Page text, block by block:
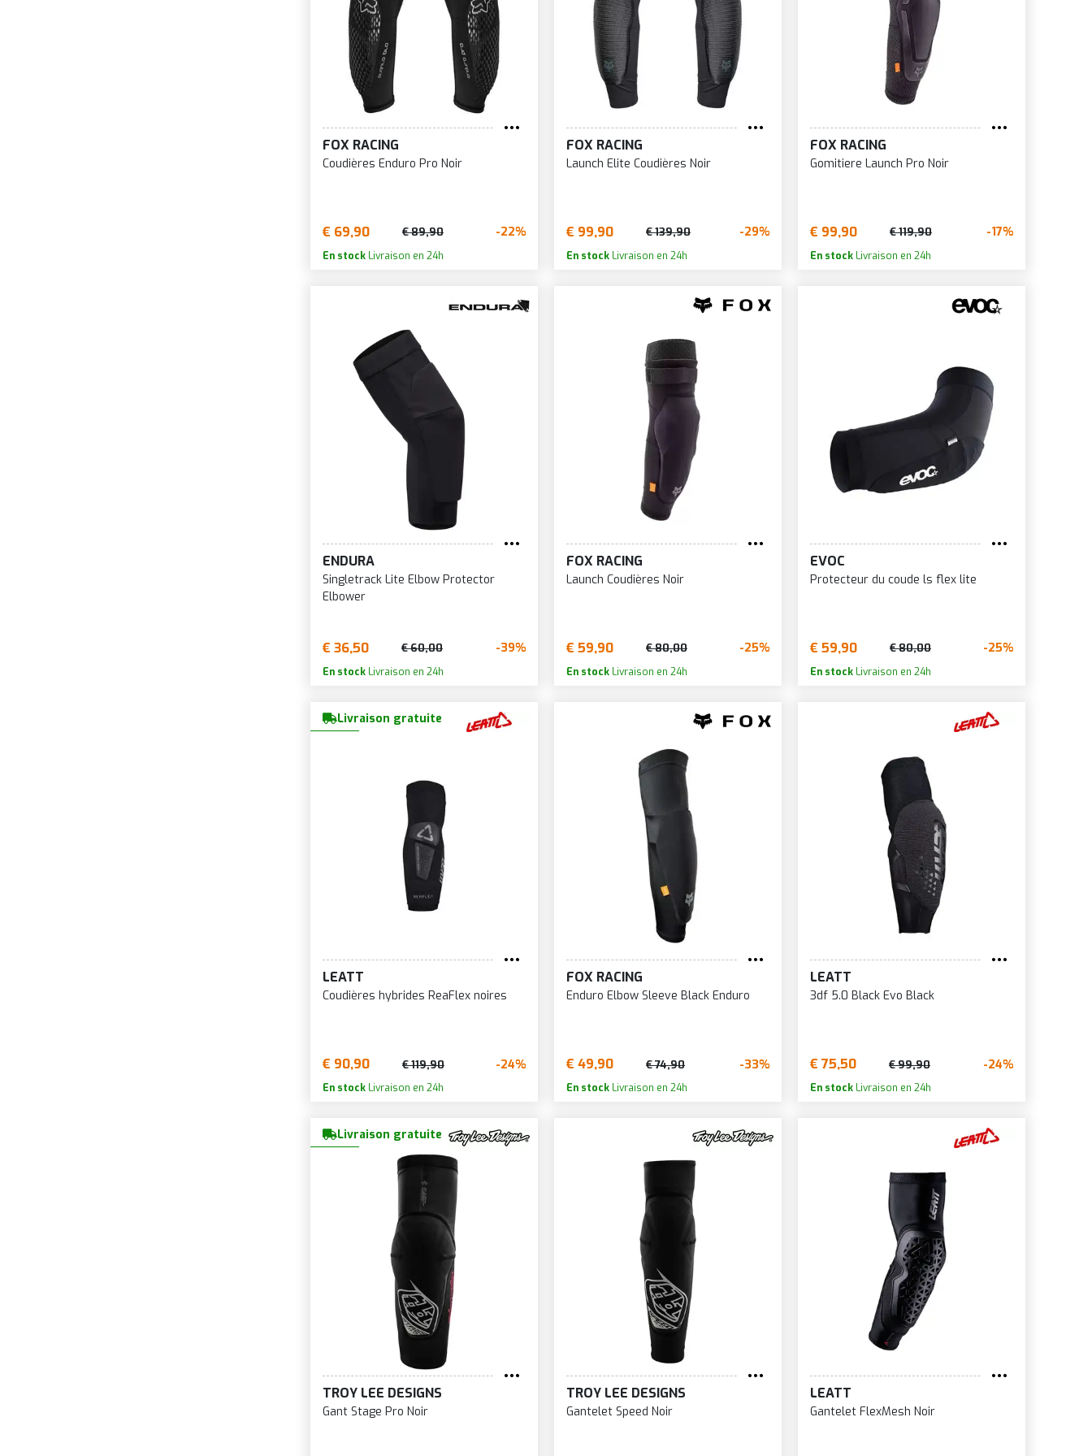
FOX RACING
Coudières Enduro Pro Noir
€ 69,90 € 89,90 -22%
En stock Livraison en 24h
FOX RACING
Launch Elite Coudières Noir
€ 99,90 € 139,90 -29%
En stockLivraison en 24h
FOX RACING
Gomitiere Launch Pro Noir
€ 99,90 € 119,90 -17%
En stockLivraison en 24h
ENDURA
Singletrack Lite Elbow Protector
Elbower
€ 36,50 € 60,00 -39%
En stock Livraison en 24h
FOX RACING
Launch Coudières Noir
€ 59,90 € 80,00 -25%
En stockLivraison en 24h
EVOC
Protecteur du coude ls flex lite
€ 59,90 € 80,00 -25%
En stockLivraison en 24h
Livraison gratuite
LEATT
Coudières hybrides ReaFlex noires
€ 90,90 € 119,90 -24%
En stock Livraison en 24h
FOX RACING
Enduro Elbow Sleeve Black Enduro
€ 49,90 € 74,90 -33%
En stockLivraison en 24h
LEATT
3df 5.0 Black Evo Black
€ 75,50 € 99,90 -24%
En stockLivraison en 24h
Livraison gratuite
TROY LEE DESIGNS
Gant Stage Pro Noir
TROY LEE DESIGNS
Gantelet Speed Noir
LEATT
Gantelet FlexMesh Noir